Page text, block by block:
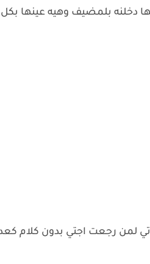
دخلنه بلمضيف وهيه عينها
لمن رجعت اجتي بدون كلام